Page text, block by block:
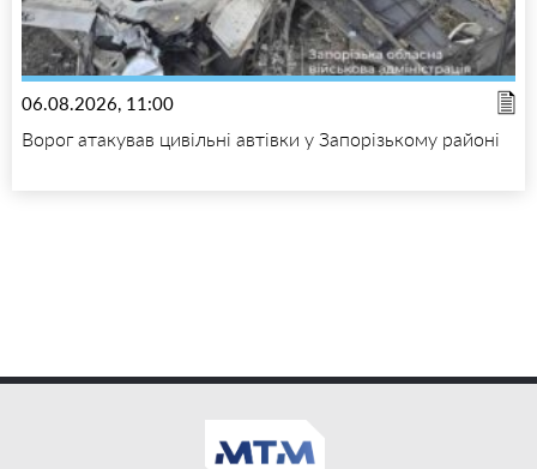
06.08.2026, 11:00
Ворог атакував цивільні автівки у Запорізькому районі